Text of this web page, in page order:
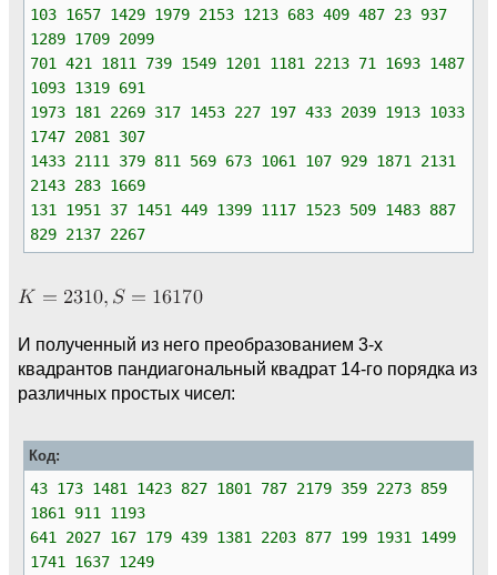
103 1657 1429 1979 2153 1213 683 409 487 23 937
1289 1709 2099
701 421 1811 739 1549 1201 1181 2213 71 1693 1487
1093 1319 691
1973 181 2269 317 1453 227 197 433 2039 1913 1033
1747 2081 307
1433 2111 379 811 569 673 1061 107 929 1871 2131
2143 283 1669
131 1951 37 1451 449 1399 1117 1523 509 1483 887
829 2137 2267
И полученный из него преобразованием 3-х
квадрантов пандиагональный квадрат 14-го порядка из
различных простых чисел:
Код:
43 173 1481 1423 827 1801 787 2179 359 2273 859
1861 911 1193
641 2027 167 179 439 1381 2203 877 199 1931 1499
1741 1637 1249